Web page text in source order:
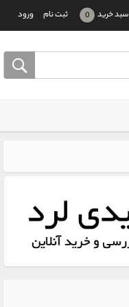
ورود ثبت نام سبد خرید 0